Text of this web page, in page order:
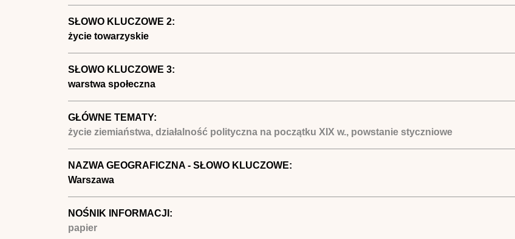
SŁOWO KLUCZOWE 2:
życie towarzyskie
SŁOWO KLUCZOWE 3:
warstwa społeczna
GŁÓWNE TEMATY:
życie ziemiaństwa, działalność polityczna na początku XIX w., powstanie styczniowe
NAZWA GEOGRAFICZNA - SŁOWO KLUCZOWE:
Warszawa
NOŚNIK INFORMACJI:
papier